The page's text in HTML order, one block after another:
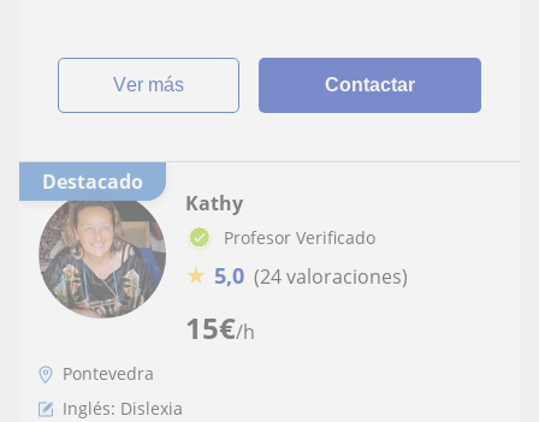
ver más Contactar
Destacado
15€/h
Kathy
Profesor Verificado
★ 5,0 (24 valoraciones)
Pontevedra
Inglés: Dislexia